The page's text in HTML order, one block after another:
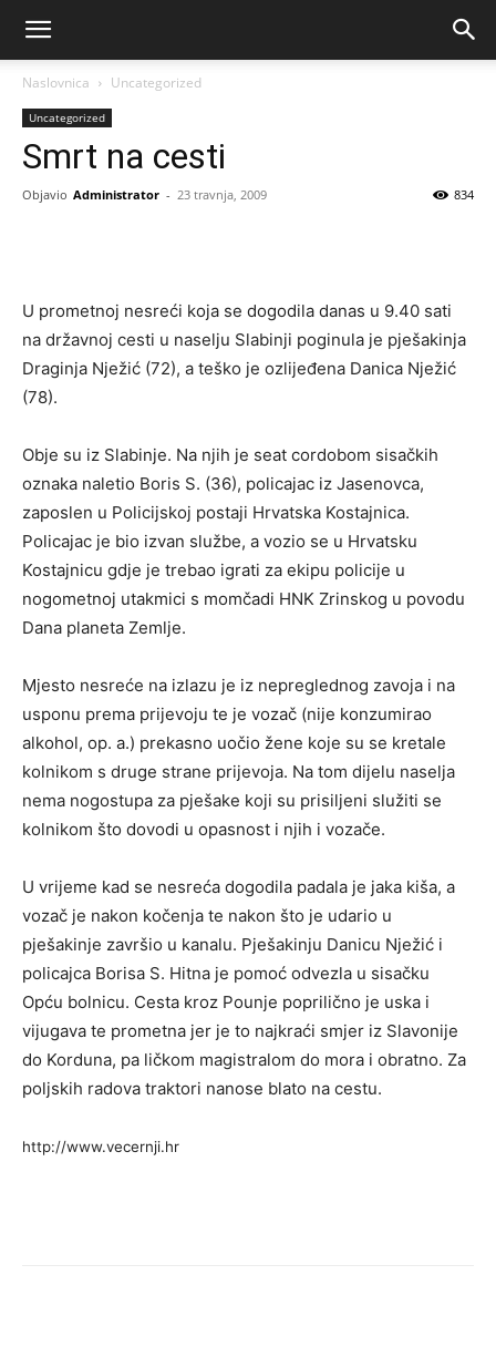
Naslovnica Uncategorized
Uncategorized
Smrt na cesti
Objavio Administrator - 23 travnja, 2009 834
U prometnoj nesreći koja se dogodila danas u 9.40 sati
na državnoj cesti u naselju Slabinji poginula je pješakinja
Draginja Nježić (72), a teško je ozlijeđena Danica Nježić
(78).
Obje su iz Slabinje. Na njih je seat cordobom sisačkih
oznaka naletio Boris S. (36), policajac iz Jasenovca,
zaposlen u Policijskoj postaji Hrvatska Kostajnica.
Policajac je bio izvan službe, a vozio se u Hrvatsku
Kostajnicu gdje je trebao igrati za ekipu policije u
nogometnoj utakmici s momčadi HNK Zrinskog u povodu
Dana planeta Zemlje.
Mjesto nesreće na izlazu je iz nepreglednog zavoja i na
usponu prema prijevoju te je vozač (nije konzumirao
alkohol, op. a.) prekasno uočio žene koje su se kretale
kolnikom s druge strane prijevoja. Na tom dijelu naselja
nema nogostupa za pješake koji su prisiljeni služiti se
kolnikom što dovodi u opasnost i njih i vozače.
U vrijeme kad se nesreća dogodila padala je jaka kiša, a
vozač je nakon kočenja te nakon što je udario u
pješakinje završio u kanalu. Pješakinju Danicu Nježić i
policajca Borisa S. Hitna je pomoć odvezla u sisačku
Opću bolnicu. Cesta kroz Pounje poprilično je uska i
vijugava te prometna jer je to najkraći smjer iz Slavonije
do Korduna, pa ličkom magistralom do mora i obratno. Za
poljskih radova traktori nanose blato na cestu.
http://www.vecernji.hr